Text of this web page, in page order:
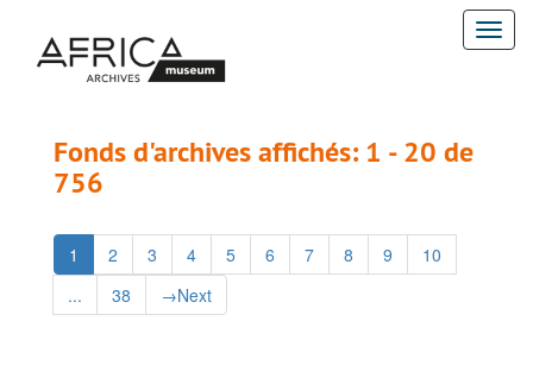
contenu
résultats
Fonds d'archives affichés: 1 - 20 de
756
1 2 3 4 5 6 7 8 9
10
...
38 →Next